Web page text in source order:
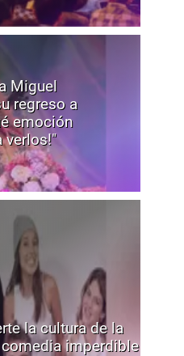
Miguel
regreso a
emoción
verlos!"
la cultura de la
imperdible